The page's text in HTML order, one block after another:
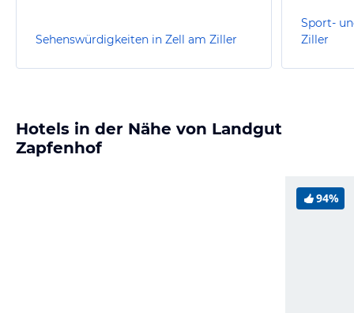
Sehenswürdigkeiten in Zell am Ziller
Sport-
Ziller
Hotels in der Nähe von Landgut
Zapfenhof
94%